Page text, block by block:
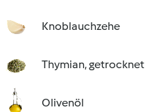
Knoblauchzehe
Thymian, getrocknet
Olivenöl